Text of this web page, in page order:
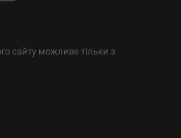
сайту можливе тільки з